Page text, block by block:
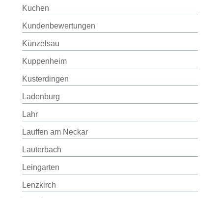
Kuchen
Kundenbewertungen
Künzelsau
Kuppenheim
Kusterdingen
Ladenburg
Lahr
Lauffen am Neckar
Lauterbach
Leingarten
Lenzkirch